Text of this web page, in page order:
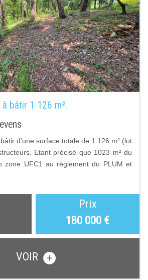
à bâtir 1 126 m².
d'une surface totale de 1 126 m² (lot
Etant précisé que 1023 m² du
zone UFC1 au règlement du PLUM et
Prix
180 000 €
VOIR